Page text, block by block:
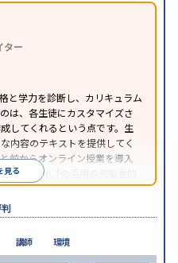
受講可
指導塾アンケート調査方法
ター
と学力を診断し、カリキュラム
は、各生徒にカスタマイズさ
してくれるという点です。生
内容のテキストを提供してく
前からオンライン授業を導入
す。AIやICTの活用の先駆者的
見る
講師 環境